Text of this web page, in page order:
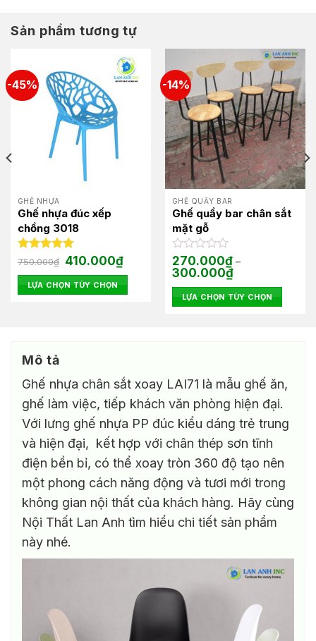
Sản phẩm tương tự
-45%
GHẾ NHỰA
Ghế nhựa đúc xếp
chồng 3018
Được xếp
5.00
5 sao
750.000₫ Giá
gốc
là:
750.000₫.
410.000₫Giá
hiện
tại
là:
410.000₫.
LỰA CHỌN TÙY CHỌN
nhiều
thể.
Các
tùy
có
thể
được
chọn
trên
trang
sản
phẩm
-14%
GHẾ QUẦY BAR
Ghế quầy bar chân sắt
mặt gỗ
Được
xếp
5
270.000₫ –
300.000₫Khoảng
giá:
từ
270.000₫
đến
LỰA CHỌN TÙY CHỌN
biến
thể.
Các
tùy
chọn
có
được
chọn
trên
Mô tả
Ghế nhựa chân sắt xoay LAI71 là mẫu ghế ăn,
ghế làm việc, tiếp khách văn phòng hiện đại.
Với lưng ghế nhựa PP đúc kiểu dáng trẻ trung
và hiện đại, kết hợp với chân thép sơn tĩnh
điện bền bỉ, có thể xoay tròn 360 độ tạo nên
một phong cách năng động và tươi mới trong
không gian nội thất của khách hàng. Hãy cùng
Nội Thất Lan Anh tìm hiểu chi tiết sản phẩm
này nhé.